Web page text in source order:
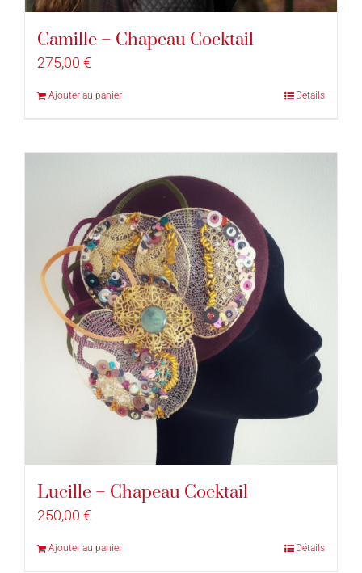
Camille – Chapeau Cocktail
275,00 €
Ajouter au panier Détails
Lucille – Chapeau Cocktail
250,00 €
Ajouter au panier Détails